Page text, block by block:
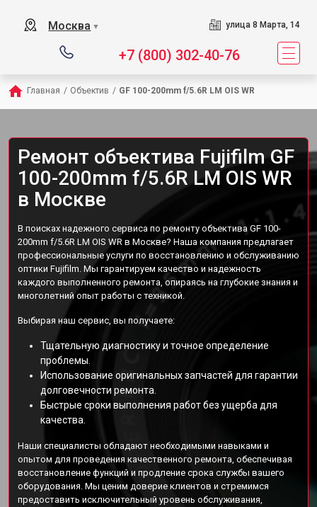
Москва ▼ улица 8 Марта, 14
+7 (800) 302-40-76
Главная / Объектив / GF 100-200mm f/5.6R LM OIS WR
Ремонт объектива Fujifilm GF
100-200mm f/5.6R LM OIS WR
в Москве
В поисках надежного сервиса по ремонту объектива GF 100-
200mm f/5.6R LM OIS WR в Москве? Наша компания предлагает
профессиональные услуги по восстановлению и обслуживанию
оптики Fujifilm. Мы гарантируем качество и надежность
каждого выполненного ремонта, опираясь на глубокие знания и
многолетний опыт работы с техникой.
Выбирая наш сервис, вы получаете:
Тщательную диагностику и точное определение
проблемы.
Использование оригинальных запчастей для гарантии
долговечности ремонта.
Быстрые сроки выполнения работ без ущерба для
качества.
Наши специалисты обладают необходимыми навыками и
опытом для проведения качественного ремонта, обеспечивая
восстановление функций и продление срока службы вашего
оборудования. Мы ценим доверие клиентов и стремимся
предоставить исключительный уровень обслуживания,